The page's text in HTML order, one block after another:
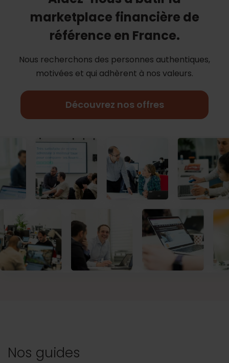
marketplace financière de
référence en France.
Nous recherchons des personnes authentiques,
motivées et qui adhèrent à nos valeurs.
Découvrez nos offres
Nos guides